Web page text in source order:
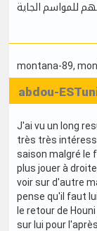
للمواسم الجاية
montana-89,
abdou-
J'ai vu un long
très très
saison malgré le
plus jouer à
voir sur d'autre
pense qu'il faut
le retour de
sur lui pour